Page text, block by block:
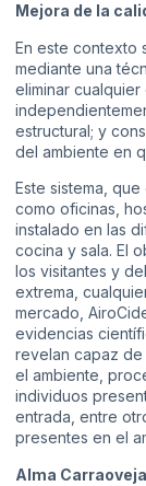
Mejora de la
En este contexto
mediante una
eliminar
estructural; y
del ambiente en
Este sistema,
como oficinas,
instalado en las
cocina y sala. El
los visitantes y
extrema,
mercado,
evidencias
revelan capaz de
el ambiente,
individuos
entrada, entre
presentes en el
Alma